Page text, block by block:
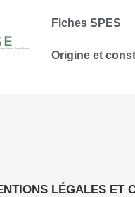
Fiches SPES
Origine et
LÉGALES ET